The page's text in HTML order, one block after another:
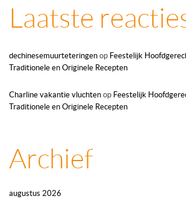
Laatste
dechinesemuurteteringen op Feestelijk
Traditionele en Originele Recepten
Charline vakantie vluchten op Feestelijk
Traditionele en Originele Recepten
Archief
augustus 2026